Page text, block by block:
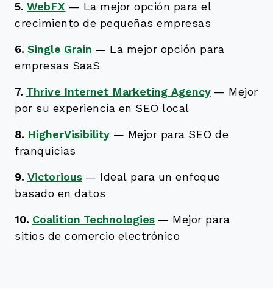
5. WebFX — La mejor opción para el
crecimiento de pequeñas empresas
6. Single Grain — La mejor opción para
empresas SaaS
7. Thrive Internet Marketing Agency — Mejor
por su experiencia en SEO local
8. HigherVisibility — Mejor para SEO de
franquicias
9. Victorious — Ideal para un enfoque
basado en datos
10. Coalition Technologies — Mejor para
sitios de comercio electrónico